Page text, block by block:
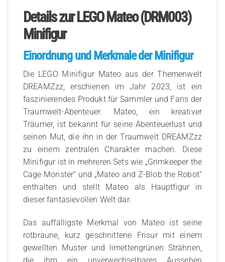
Details zur LEGO Mateo (DRM003)
Minifigur
Einordnung und Merkmale der Minifigur
Die LEGO Minifigur Mateo aus der Themenwelt
DREAMZzz, erschienen im Jahr 2023, ist ein
faszinierendes Produkt für Sammler und Fans der
Traumwelt-Abenteuer. Mateo, ein kreativer
Träumer, ist bekannt für seine Abenteuerlust und
seinen Mut, die ihn in der Traumwelt DREAMZzz
zu einem zentralen Charakter machen. Diese
Minifigur ist in mehreren Sets wie „Grimkeeper the
Cage Monster“ und „Mateo and Z-Blob the Robot“
enthalten und stellt Mateo als Hauptfigur in
dieser fantasievollen Welt dar.
Das auffälligste Merkmal von Mateo ist seine
rotbraune, kurz geschnittene Frisur mit einem
gewellten Muster und limettengrünen Strähnen,